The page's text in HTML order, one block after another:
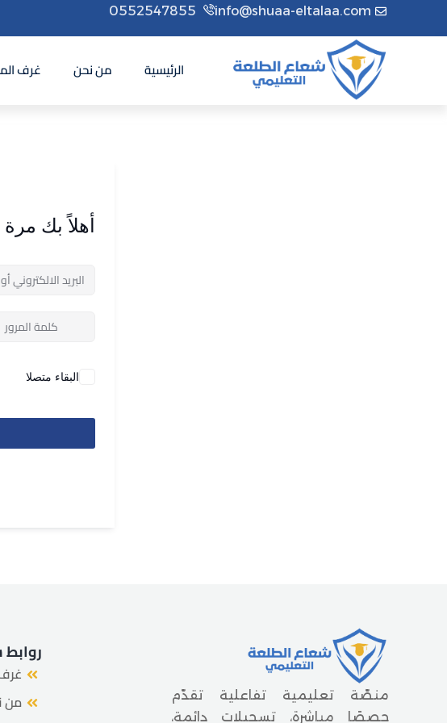
info@shuaa-eltalaa.com
0552547855
الرئيسية من نحن غرف
أهلاً بك
البقاء متصلا
منصّة تعليمية تفاعلية تقدّم
حصصًا مباشرة، تسجيلات دائمة،
من